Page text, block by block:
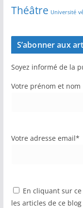
Théâtre Université
S’abonner aux
Soyez informé de la
Votre prénom et nom
Votre adresse email*
En cliquant sur
les articles de ce